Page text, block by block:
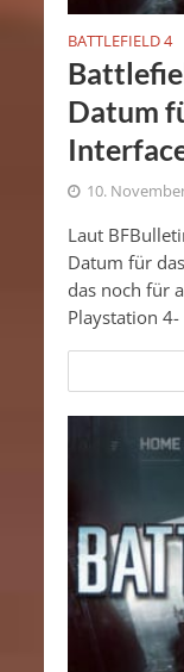
BATTLEFIELD 4
Datum
10.
Laut
Datum für
das noch für
Playstation 4-